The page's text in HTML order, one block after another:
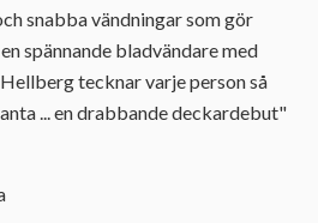
snabba vändningar som gör
spännande bladvändare med
tecknar varje person så
... en drabbande deckardebut"